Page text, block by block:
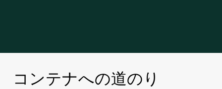
コンテナへの道のり